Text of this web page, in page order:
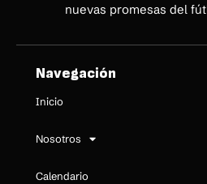
nuevas promesas del
Navegación
Inicio
Nosotros
Calendario